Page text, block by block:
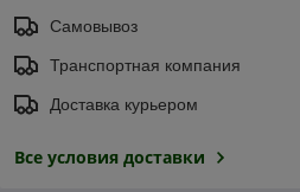
Самовывоз
Транспортная компания
Доставка курьером
Все условия доставки